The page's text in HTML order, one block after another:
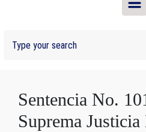
Sentencia No.
Suprema